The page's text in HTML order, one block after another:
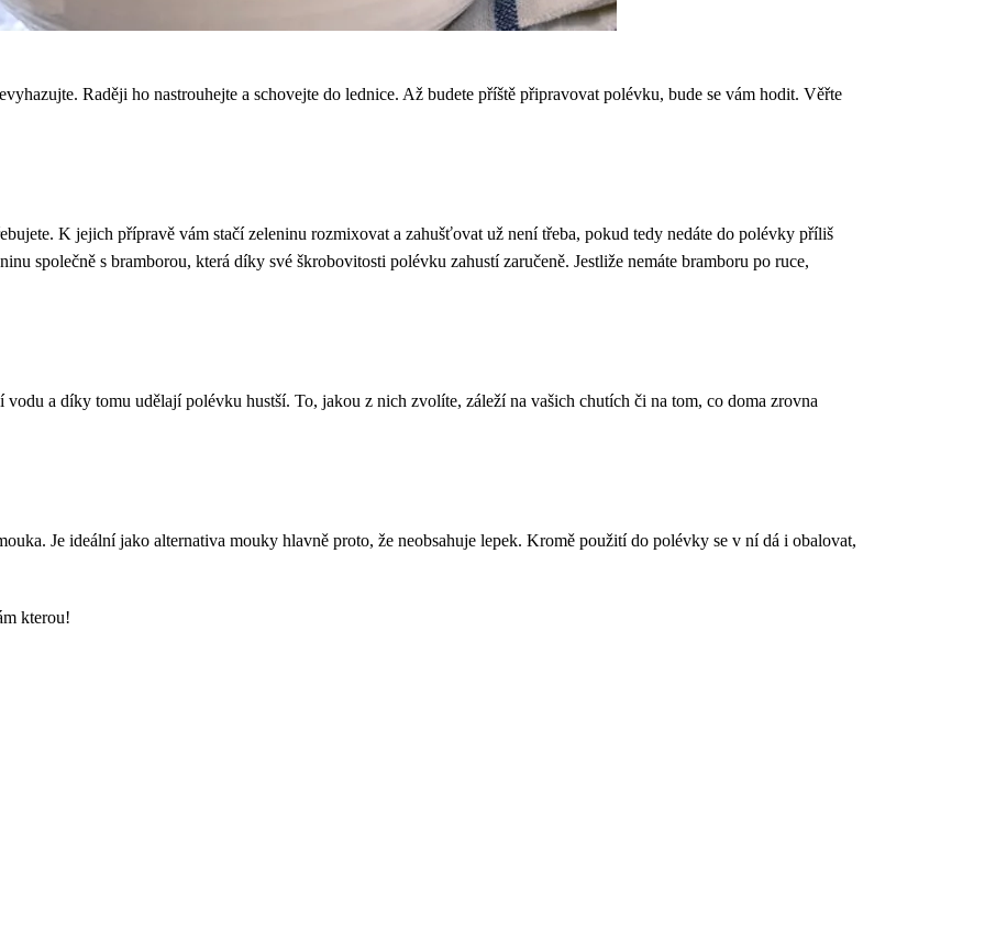
Raději ho nastrouhejte a schovejte do lednice. Až budete příště připravovat polévku, bude se vám hodit. Věřte
K jejich přípravě vám stačí zeleninu rozmixovat a zahušťovat už není třeba, pokud tedy nedáte do polévky příliš
společně s bramborou, která díky své škrobovitosti polévku zahustí zaručeně. Jestliže nemáte bramboru po ruce,
a díky tomu udělají polévku hustší. To, jakou z nich zvolíte, záleží na vašich chutích či na tom, co doma zrovna
Je ideální jako alternativa mouky hlavně proto, že neobsahuje lepek. Kromě použití do polévky se v ní dá i obalovat,
kterou!